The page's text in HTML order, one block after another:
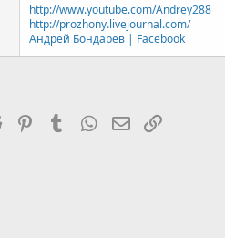
http://www.youtube.com/Andrey288
http://prozhony.livejournal.com/
Андрей Бондарев | Facebook
Reddit PinterestTumblrWhatsAppЭлектронная
Ссылка